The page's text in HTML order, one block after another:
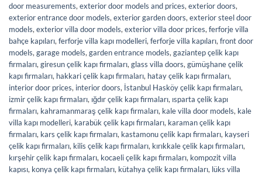
door measurements, exterior door models and prices, exterior doors,
exterior entrance door models, exterior garden doors, exterior steel door
models, exterior villa door models, exterior villa door prices, ferforje villa
bahçe kapıları, ferforje villa kapı modelleri, ferforje villa kapıları, front door
models, garage models, garden entrance models, gaziantep çelik kapı
firmaları, giresun çelik kapı firmaları, glass villa doors, gümüşhane çelik
kapı firmaları, hakkari çelik kapı firmaları, hatay çelik kapı firmaları,
interior door prices, interior doors, İstanbul Hasköy çelik kapı firmaları,
izmir çelik kapı firmaları, ığdır çelik kapı firmaları, ısparta çelik kapı
firmaları, kahramanmaraş çelik kapı firmaları, kale villa door models, kale
villa kapı modelleri, karabük çelik kapı firmaları, karaman çelik kapı
firmaları, kars çelik kapı firmaları, kastamonu çelik kapı firmaları, kayseri
çelik kapı firmaları, kilis çelik kapı firmaları, kırıkkale çelik kapı firmaları,
kırşehir çelik kapı firmaları, kocaeli çelik kapı firmaları, kompozit villa
kapısı, konya çelik kapı firmaları, kütahya çelik kapı firmaları, lüks villa